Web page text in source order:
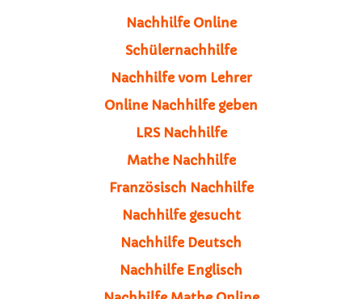
Nachhilfe Online
Schülernachhilfe
Nachhilfe vom Lehrer
Online Nachhilfe geben
LRS Nachhilfe
Mathe Nachhilfe
Französisch Nachhilfe
Nachhilfe gesucht
Nachhilfe Deutsch
Nachhilfe Englisch